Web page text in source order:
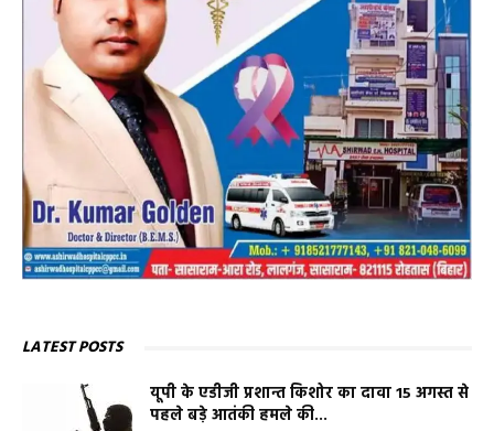
LATEST POSTS
यूपी के एडीजी प्रशान्त किशोर का दावा 15 अगस्त से
पहले बड़े आतंकी हमले की...